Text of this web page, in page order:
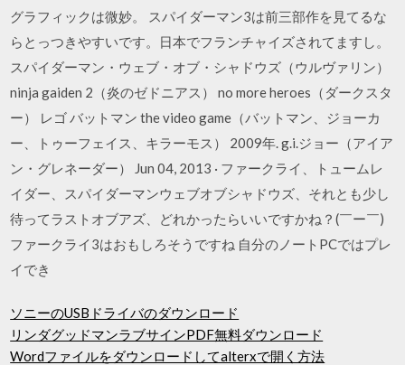
グラフィックは微妙。 スパイダーマン3は前三部作を見てるな
らとっつきやすいです。日本でフランチャイズされてますし。
スパイダーマン・ウェブ・オブ・シャドウズ（ウルヴァリン）
ninja gaiden 2（炎のゼドニアス） no more heroes（ダークスタ
ー） レゴ バットマン the video game（バットマン、ジョーカ
ー、トゥーフェイス、キラーモス） 2009年. g.i.ジョー（アイア
ン・グレネーダー） Jun 04, 2013 · ファークライ、トュームレ
イダー、スパイダーマンウェブオブシャドウズ、それとも少し
待ってラストオブアズ、どれかったらいいですかね？(￣ー￣)
ファークライ3はおもしろそうですね 自分のノートPCではプレ
イでき
ソニーのUSBドライバのダウンロード
リンダグッドマンラブサインPDF無料ダウンロード
Wordファイルをダウンロードしてalterxで開く方法